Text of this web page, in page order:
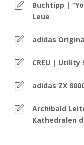
Buchtipp |
Leue
adidas
CREU | Utility
adidas ZX
Archibald
Kathedralen